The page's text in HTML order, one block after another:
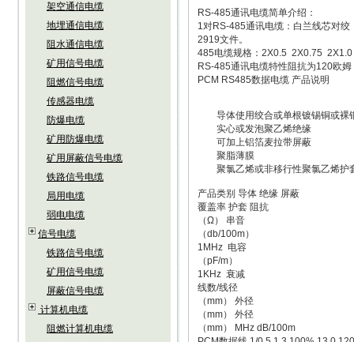
架空通信电缆
地埋通信电缆
阻水通信电缆
矿用信号电缆
阻燃信号电缆
传感器电缆
防爆电缆
矿用防爆电缆
矿用屏蔽信号电缆
铁路信号电缆
局用电缆
弱电电缆
信号电缆
铁路信号电缆
矿用信号电缆
屏蔽信号电缆
计算机电缆
阻燃计算机电缆
RS-485通讯电缆简单介绍：
1对RS-485通讯电缆：白兰线芯对
2919文件。
485电缆规格：2X0.5 2X0.75
RS-485通讯电缆特性阻抗为120欧
PCM RS485数据电缆 产品说明
导体使用绞合或单根镀锡铜或裸
实心或发泡聚乙烯绝缘
可加上铝箔麦拉带屏蔽
聚脂薄膜
聚氯乙烯或非移行性聚氯乙烯护
产品类别 导体 绝缘 屏蔽
覆盖率 护套 阻抗
（Ω） 串音
（db/100m）
1MHz 电容
（pF/m）
1KHz 衰减
线数/线径
（mm） 外径
（mm） 外径
（mm） MHz dB/100m